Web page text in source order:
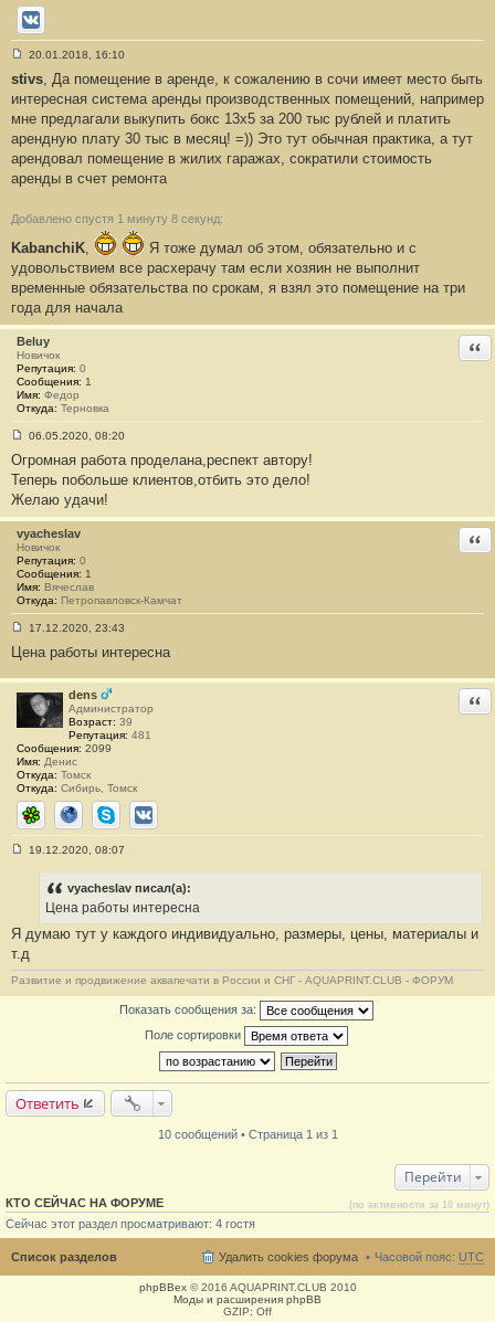
ВКонтакте
о
б
щ
н
и
#
20.01.2018, 16:10
stivs, Да помещение в аренде, к сожалению в сочи имеет место быть
интересная система аренды производственных помещений, например
мне предлагали выкупить бокс 13х5 за 200 тыс рублей и платить
арендную плату 30 тыс в месяц! =)) Это тут обычная практика, а тут
арендовал помещение в жилих гаражах, сократили стоимость
аренды в счет ремонта
Добавлено спустя 1 минуту 8 секунд:
KabanchiK,
Я тоже думал об этом, обязательно и с
удовольствием все расхерачу там если хозяин не выполнит
временные обязательства по срокам, я взял это помещение на три
года для начала
Beluy
Новичок
Репутация: 0
Сообщения: 1
Имя: Федор
Откуда: Терновка
о
о
б
щ
н
и
е
#
8
06.05.2020, 08:20
Огромная работа проделана,респект автору!
Теперь побольше клиентов,отбить это дело!
Желаю удачи!
vyacheslav
Новичок
Репутация: 0
Сообщения: 1
Имя: Вячеслав
Откуда: Петропавловск-Камчат
о
б
щ
и
е
#
9
17.12.2020, 23:43
Цена работы интересна
dens
Администратор
Возраст: 39
Репутация: 481
Сообщения: 2099
Имя: Денис
Откуда: Томск
Откуда: Сибирь, Томск
ICQ СайтSkypeВКонтакте
н
и
е
#
19.12.2020, 08:07
vyacheslav писал(а):
Цена работы интересна
Я думаю тут у каждого индивидуально, размеры, цены, материалы и
т.д
Развитие и продвижение аквапечати в России и СНГ - AQUAPRINT.CLUB - ФОРУМ
Показать сообщения за:
Поле сортировки
Ответить
10 сообщений • Страница 1 из 1
Перейти
КТО СЕЙЧАС НА ФОРУМЕ (по активности за 10 минут)
Сейчас этот раздел просматривают: 4 гостя
Список разделов Часовой пояс: UTC
Удалить cookies форума
phpBBex© 2016 AQUAPRINT.CLUB 2010
Моды и расширения phpBB
GZIP: Off